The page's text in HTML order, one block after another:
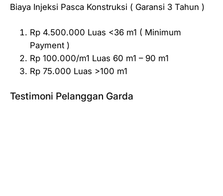
Biaya Injeksi Pasca Konstruksi ( Garansi 3 Tahun )
Rp 4.500.000 Luas <36 m1 ( Minimum
Payment )
Rp 100.000/m1 Luas 60 m1 – 90 m1
Rp 75.000 Luas >100 m1
Testimoni Pelanggan Garda